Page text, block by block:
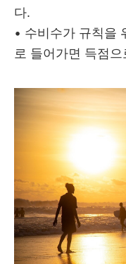
다.
• 수비수가 규칙을
로 들어가면 득점